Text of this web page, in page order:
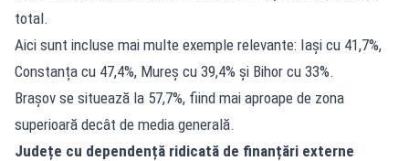
total.
Aici sunt incluse mai multe exemple relevante: Iași cu 41,7%,
Constanța cu 47,4%, Mureș cu 39,4% și Bihor cu 33%.
Brașov se situează la 57,7%, fiind mai aproape de zona
superioară decât de media generală.
Județe cu dependență ridicată de finanțări externe